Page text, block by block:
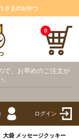
さまのおやつ
0
で、お早めのご注文が
ログイン
大袋 メッセージクッキー